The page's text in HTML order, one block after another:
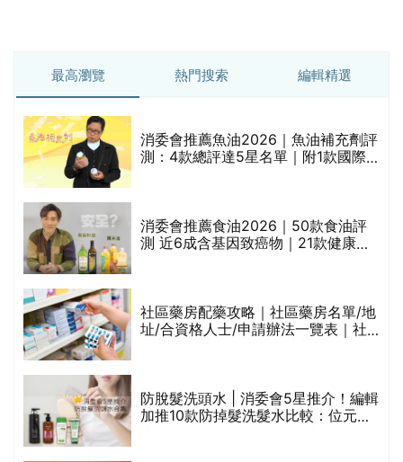
最高瀏覽 熱門搜索 編輯精選
消委會推薦魚油2026｜魚油補充劑評
測：4款總評達5星名單｜附1款國際
消委會推薦食油2026｜50款食油評
測 近6成含基因致癌物｜21款健康煮
社區藥房配藥攻略｜社區藥房名單/地
址/合資格人士/申請辦法一覽表｜社
防脫髮洗頭水 | 消委會5星推介！編輯
加推10款防掉髮洗髮水比較：位元